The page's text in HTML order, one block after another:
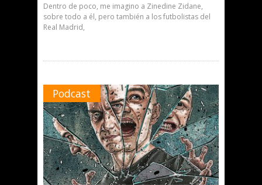
Dentro de poco, me imagino a Zinedine Zidane,
sobre todo a él, pero también a los futbolistas del
Real Madrid,
Podcast